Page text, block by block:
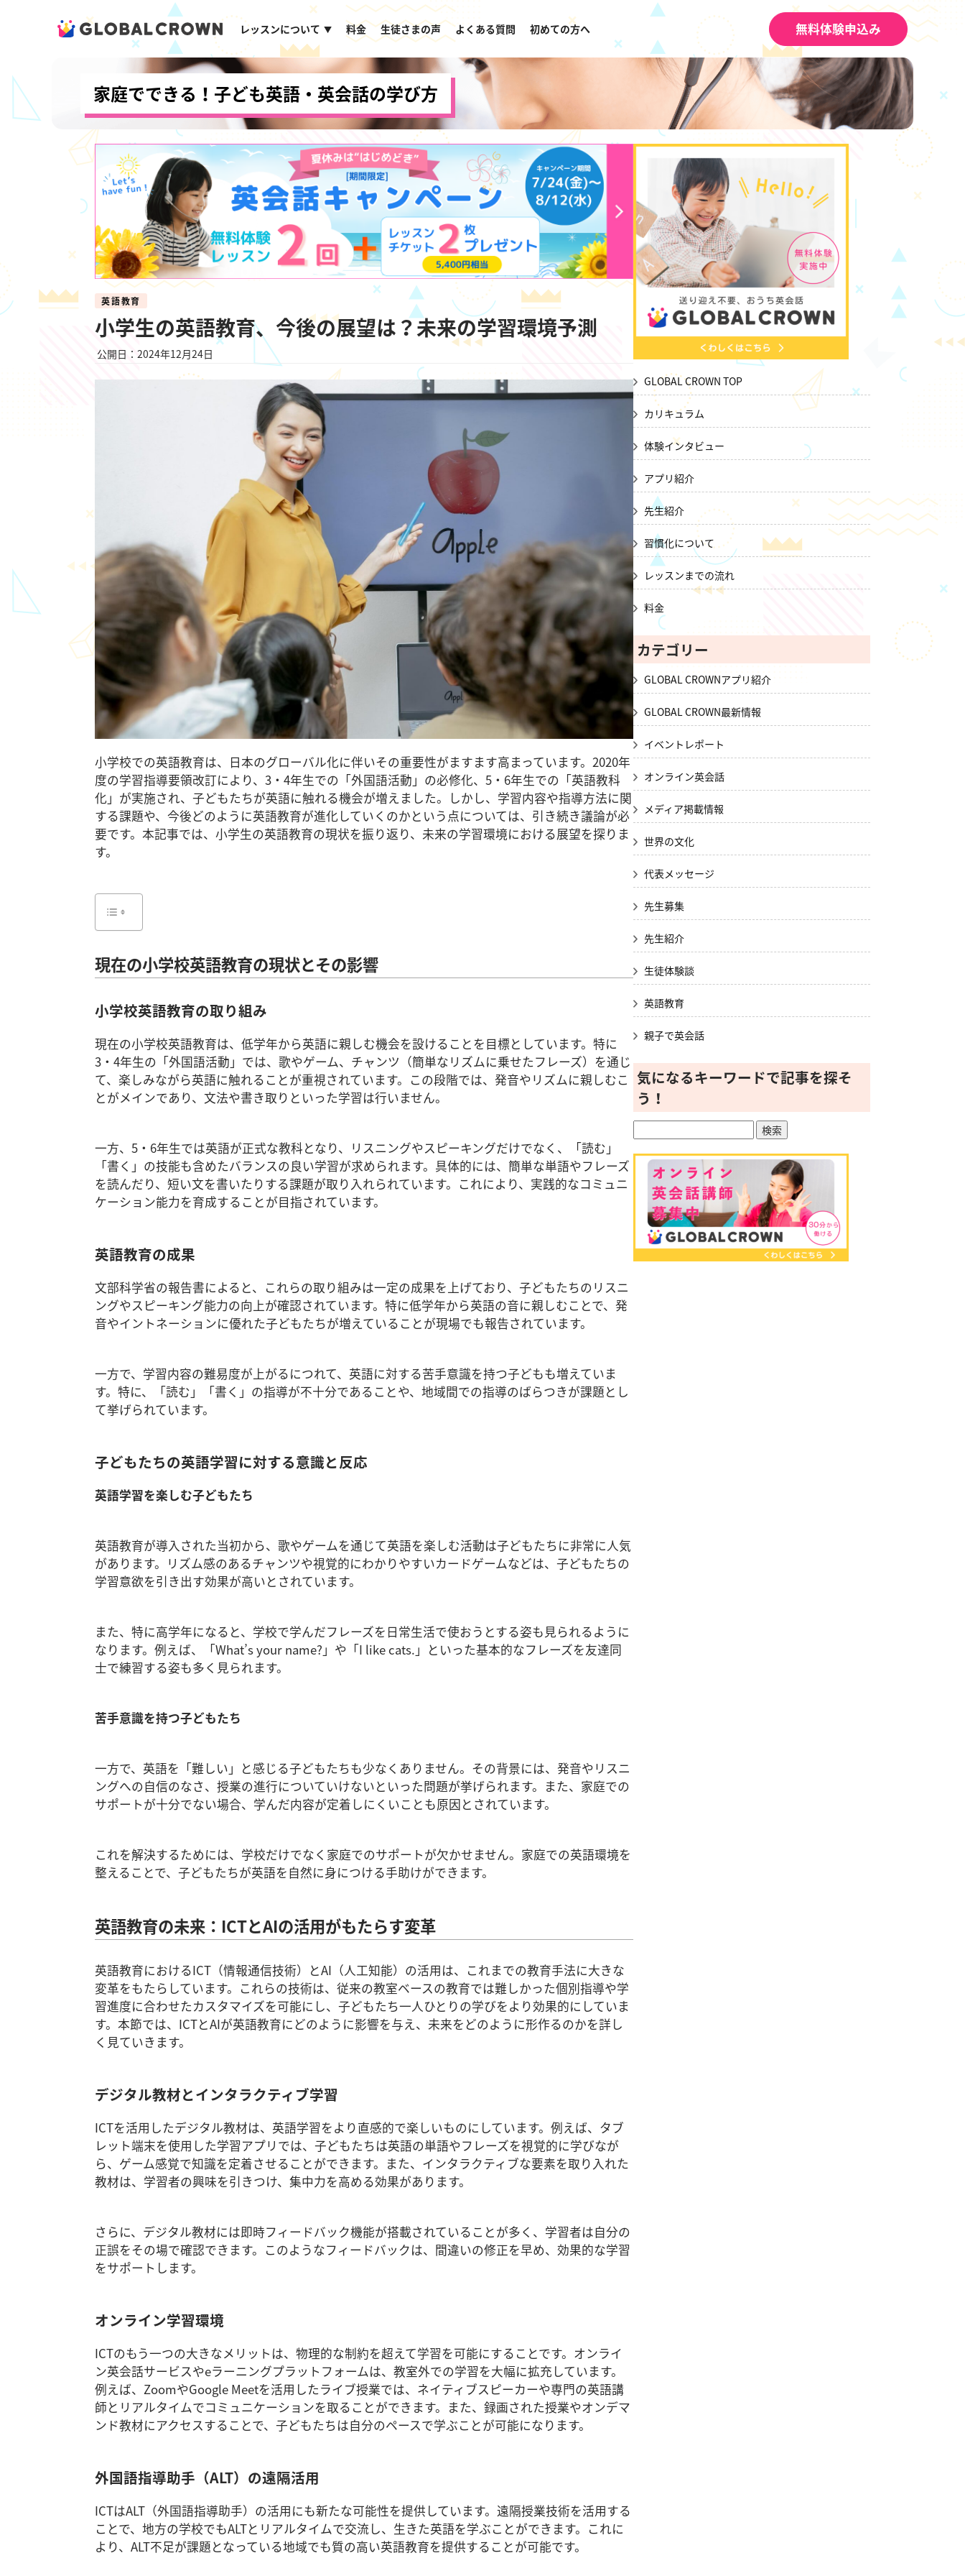
レッスンについて ▼ 料金 生徒さまの声 よくある質問 初めての方へ 無料体験申込み
家庭でできる！子ども英語・英会話の学び方
英語教育
小学生の英語教育、今後の展望は？未来の学習環境予測
公開日：2024年12月24日
小学校での英語教育は、日本のグローバル化に伴いその重要性がますます高まっています。2020年
度の学習指導要領改訂により、3・4年生での「外国語活動」の必修化、5・6年生での「英語教科
化」が実施され、子どもたちが英語に触れる機会が増えました。しかし、学習内容や指導方法に関
する課題や、今後どのように英語教育が進化していくのかという点については、引き続き議論が必
要です。本記事では、小学生の英語教育の現状を振り返り、未来の学習環境における展望を探りま
す。
現在の小学校英語教育の現状とその影響
小学校英語教育の取り組み
現在の小学校英語教育は、低学年から英語に親しむ機会を設けることを目標としています。特に
3・4年生の「外国語活動」では、歌やゲーム、チャンツ（簡単なリズムに乗せたフレーズ）を通じ
て、楽しみながら英語に触れることが重視されています。この段階では、発音やリズムに親しむこ
とがメインであり、文法や書き取りといった学習は行いません。
一方、5・6年生では英語が正式な教科となり、リスニングやスピーキングだけでなく、「読む」
「書く」の技能も含めたバランスの良い学習が求められます。具体的には、簡単な単語やフレーズ
を読んだり、短い文を書いたりする課題が取り入れられています。これにより、実践的なコミュニ
ケーション能力を育成することが目指されています。
英語教育の成果
文部科学省の報告書によると、これらの取り組みは一定の成果を上げており、子どもたちのリスニ
ングやスピーキング能力の向上が確認されています。特に低学年から英語の音に親しむことで、発
音やイントネーションに優れた子どもたちが増えていることが現場でも報告されています。
一方で、学習内容の難易度が上がるにつれて、英語に対する苦手意識を持つ子どもも増えていま
す。特に、「読む」「書く」の指導が不十分であることや、地域間での指導のばらつきが課題とし
て挙げられています。
子どもたちの英語学習に対する意識と反応
英語学習を楽しむ子どもたち
英語教育が導入された当初から、歌やゲームを通じて英語を楽しむ活動は子どもたちに非常に人気
があります。リズム感のあるチャンツや視覚的にわかりやすいカードゲームなどは、子どもたちの
学習意欲を引き出す効果が高いとされています。
また、特に高学年になると、学校で学んだフレーズを日常生活で使おうとする姿も見られるように
なります。例えば、「What’s your name?」や「I like cats.」といった基本的なフレーズを友達同
士で練習する姿も多く見られます。
苦手意識を持つ子どもたち
一方で、英語を「難しい」と感じる子どもたちも少なくありません。その背景には、発音やリスニ
ングへの自信のなさ、授業の進行についていけないといった問題が挙げられます。また、家庭での
サポートが十分でない場合、学んだ内容が定着しにくいことも原因とされています。
これを解決するためには、学校だけでなく家庭でのサポートが欠かせません。家庭での英語環境を
整えることで、子どもたちが英語を自然に身につける手助けができます。
英語教育の未来：ICTとAIの活用がもたらす変革
英語教育におけるICT（情報通信技術）とAI（人工知能）の活用は、これまでの教育手法に大きな
変革をもたらしています。これらの技術は、従来の教室ベースの教育では難しかった個別指導や学
習進度に合わせたカスタマイズを可能にし、子どもたち一人ひとりの学びをより効果的にしていま
す。本節では、ICTとAIが英語教育にどのように影響を与え、未来をどのように形作るのかを詳し
く見ていきます。
デジタル教材とインタラクティブ学習
ICTを活用したデジタル教材は、英語学習をより直感的で楽しいものにしています。例えば、タブ
レット端末を使用した学習アプリでは、子どもたちは英語の単語やフレーズを視覚的に学びなが
ら、ゲーム感覚で知識を定着させることができます。また、インタラクティブな要素を取り入れた
教材は、学習者の興味を引きつけ、集中力を高める効果があります。
さらに、デジタル教材には即時フィードバック機能が搭載されていることが多く、学習者は自分の
正誤をその場で確認できます。このようなフィードバックは、間違いの修正を早め、効果的な学習
をサポートします。
オンライン学習環境
ICTのもう一つの大きなメリットは、物理的な制約を超えて学習を可能にすることです。オンライ
ン英会話サービスやeラーニングプラットフォームは、教室外での学習を大幅に拡充しています。
例えば、ZoomやGoogle Meetを活用したライブ授業では、ネイティブスピーカーや専門の英語講
師とリアルタイムでコミュニケーションを取ることができます。また、録画された授業やオンデマ
ンド教材にアクセスすることで、子どもたちは自分のペースで学ぶことが可能になります。
外国語指導助手（ALT）の遠隔活用
ICTはALT（外国語指導助手）の活用にも新たな可能性を提供しています。遠隔授業技術を活用する
ことで、地方の学校でもALTとリアルタイムで交流し、生きた英語を学ぶことができます。これに
より、ALT不足が課題となっている地域でも質の高い英語教育を提供することが可能です。
GLOBAL CROWN TOP
カリキュラム
体験インタビュー
アプリ紹介
先生紹介
習慣化について
レッスンまでの流れ
料金
カテゴリー
GLOBAL CROWNアプリ紹介
GLOBAL CROWN最新情報
イベントレポート
オンライン英会話
メディア掲載情報
世界の文化
代表メッセージ
先生募集
先生紹介
生徒体験談
英語教育
親子で英会話
気になるキーワードで記事を探そ
う！